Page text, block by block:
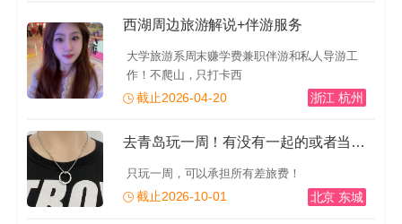
西湖周边旅游解说+伴游服务
大学旅游系周末赚学费兼职伴游和私人导游工
作！不爬山，只打卡西
截止2026-04-20 浙江 杭州
去青岛玩一周！有没有一起的或者当地的导游推荐一下！有
只玩一周，可以承担所有差旅费！
截止2026-10-01 北京 东城